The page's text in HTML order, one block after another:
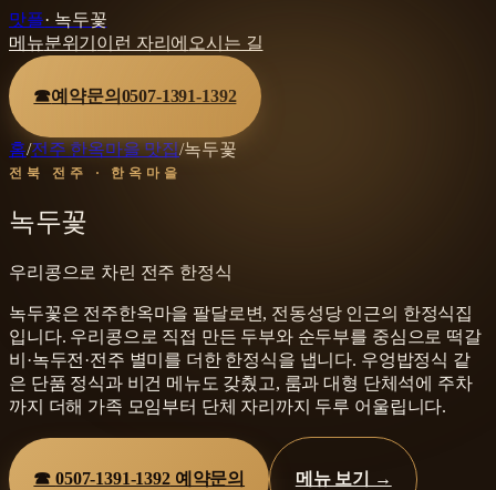
맛플· 녹두꽃
메뉴분위기 이런 자리에 오시는 길
☎예약문의 0507-1391-1392
홈/전주 한옥마을 맛집/녹두꽃
전북 전주 · 한옥마을
녹두꽃
우리콩으로 차린 전주 한정식
녹두꽃은 전주한옥마을 팔달로변, 전동성당 인근의 한정식집
입니다. 우리콩으로 직접 만든 두부와 순두부를 중심으로 떡갈
비·녹두전·전주 별미를 더한 한정식을 냅니다. 우엉밥정식 같
은 단품 정식과 비건 메뉴도 갖췄고, 룸과 대형 단체석에 주차
까지 더해 가족 모임부터 단체 자리까지 두루 어울립니다.
☎0507-1391-1392예약문의 메뉴 보기 →